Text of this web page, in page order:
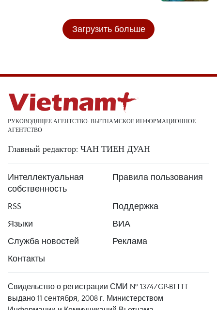
Загрузить больше
РУКОВОДЯЩЕЕ АГЕНТСТВО: ВЬЕТНАМСКОЕ ИНФОРМАЦИОННОЕ
АГЕНТСТВО
Главный редактор: ЧАН ТИЕН ДУАН
Интеллектуальная
собственность
Правила пользования
RSS
Поддержка
Языки
ВИА
Служба новостей
Реклама
Контакты
Свидельство о регистрации СМИ № 1374/GP-BTTTT
выдано 11 сентября, 2008 г. Министерством